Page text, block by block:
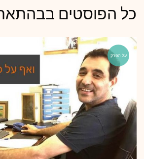
כל הפוסטים ב
על הפרק